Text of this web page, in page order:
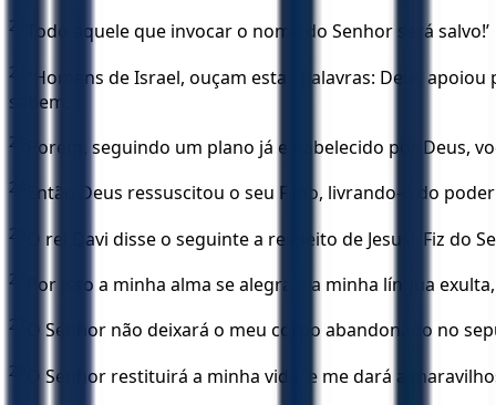
21 Todo aquele que invocar o nome do Senhor será salvo!’
22
“Homens de Israel, ouçam estas palavras: Deus
sabem.
23 Porém, seguindo um plano já estabelecido por Deus,
24 Então Deus ressuscitou o seu Filho, livrando-o do
25 O rei Davi disse o seguinte a respeito de Jesus: ‘Fiz
26 Por isso a minha alma se alegra e a minha língua
27 O Senhor não deixará o meu corpo abandonado no
28 O Senhor restituirá a minha vida, e me dará a